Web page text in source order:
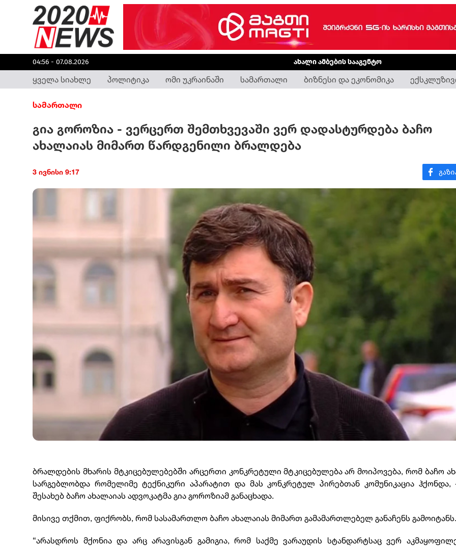
04:56 - 07.08.2026 ახალი ამბების სააგენტო
ყველა სიახლე პოლიტიკა ომი უკრაინაში სამართალი ბიზნესი და ეკონომიკა
სამართალი
გია გოროზია - ვერცერთ შემთხვევაში ვერ დადასტურდება ბაჩო
ახალაიას მიმართ წარდგენილი ბრალდება
3 ივნისი 9:17
ბრალდების მხარის მტკიცებულებებში არცერთი კონკრეტული მტკიცებულება არ მოიპოვება, რომ ბაჩო
სარგებლობდა რომელიმე ტექნიკური აპარატით და მას კონკრეტულ პირებთან კომუნიკაცია ჰქონდა,
შესახებ ბაჩო ახალაიას ადვოკატმა გია გოროზიამ განაცხადა.
მისივე თქმით, ფიქრობს, რომ სასამართლო ბაჩო ახალაიას მიმართ გამამართლებელ განაჩენს გამოიტანს.
“არასდროს მქონია და არც არავისგან გამიგია, რომ საქმე ვარაუდის სტანდარტსაც ვერ